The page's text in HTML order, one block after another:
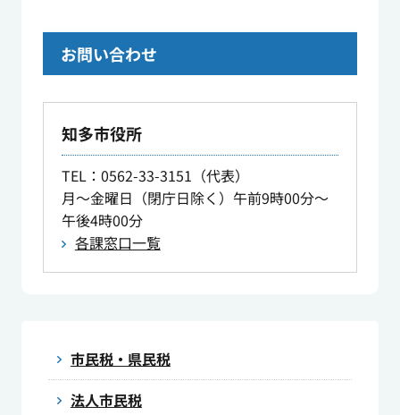
お問い合わせ
知多市役所
TEL：0562-33-3151（代表）
月～金曜日（閉庁日除く）午前9時00分～
午後4時00分
各課窓口一覧
市民税・県民税
法人市民税